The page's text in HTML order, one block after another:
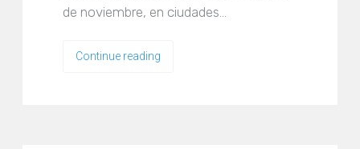
de noviembre, en ciudades…
Continue reading